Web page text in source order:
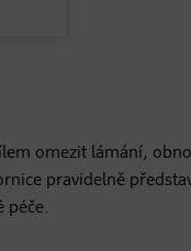
omezit lámání,
pravidelně
péče.